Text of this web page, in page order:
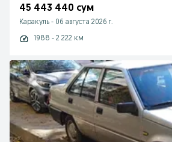
45 443 440 сум
Каракуль - 06 августа 2026 г.
1988 - 2 222 км